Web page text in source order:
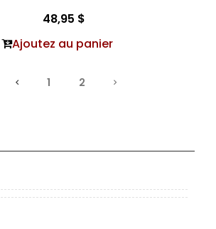
48,95 $
Ajoutez au panier
1 2